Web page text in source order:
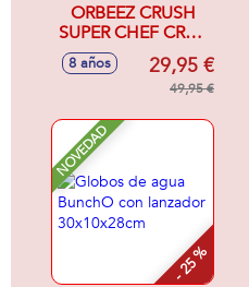
ORBEEZ CRUSH
SUPER CHEF CREA
DIVERTIDOS
PLATOS CON
RECETAS Y
8 años 29,95 €
49,95 €
NOVEDAD
- 25 %